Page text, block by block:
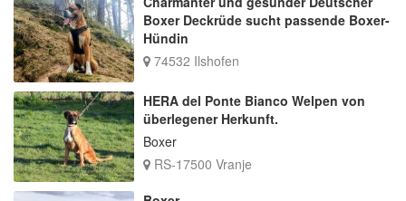
Boxer Deckrüde sucht passende Boxer-
Hündin
74532 Ilshofen
HERA del Ponte Bianco Welpen von
überlegener Herkunft.
Boxer
RS-17500 Vranje